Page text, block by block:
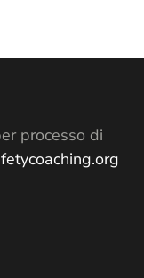
processo di